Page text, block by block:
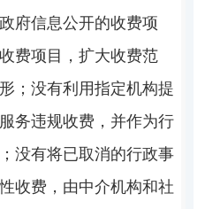
府信息公开的收费项
费项目，扩大收费范
；没有利用指定机构提
务违规收费，并作为行
没有将已取消的行政事
收费，由中介机构和社